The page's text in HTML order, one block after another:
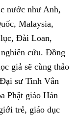
nước như Anh,
Malaysia,
Đài Loan,
cứu. Đồng
giả sẽ cùng thảo
sư Tinh Vân
Phật giáo Hán
trẻ, giáo dục